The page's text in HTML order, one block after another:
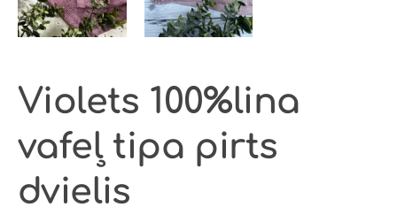
Violets 100%lina
vafeļ tipa pirts
dvielis